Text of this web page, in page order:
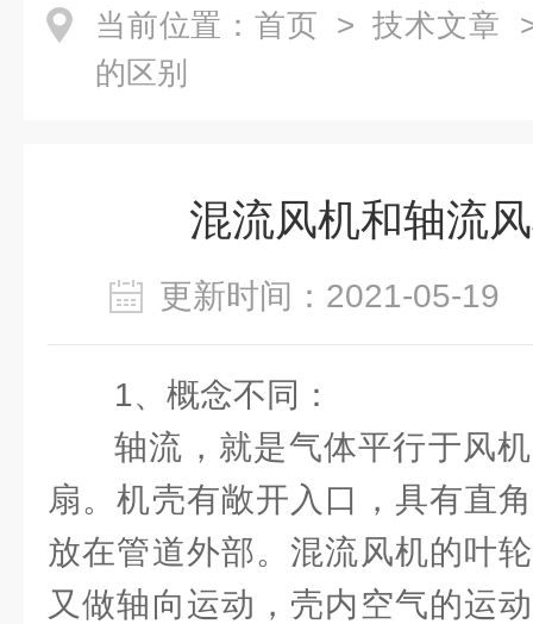
当前位置： 首页 > 技术文章
的区别
混流风机和轴流
更新时间：2021-05-
1、概念不同：
轴流，就是气体平行于风
扇。机壳有敞开入口，具有直
放在管道外部。混流风机的叶
又做轴向运动，壳内空气的运